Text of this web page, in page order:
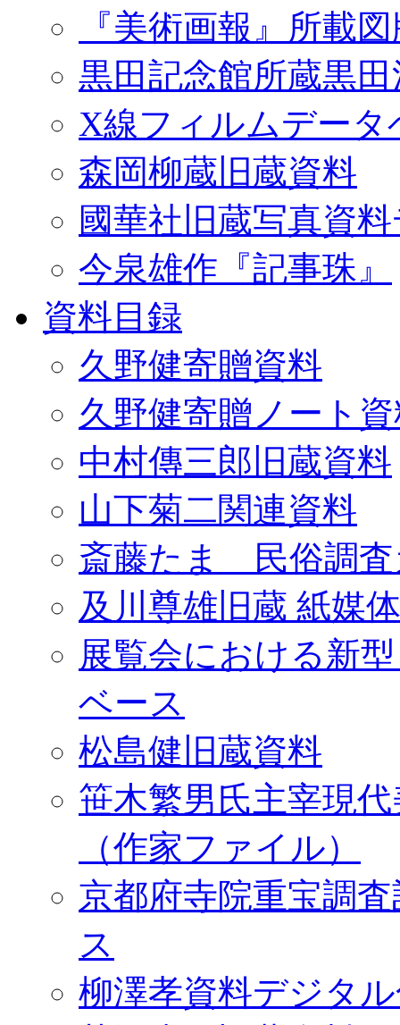
『美術画報』所載
黒田記念館所蔵黒
X線フィルムデータ
森岡柳蔵旧蔵資料
國華社旧蔵写真資
今泉雄作『記事珠』
資料目録
久野健寄贈資料
久野健寄贈ノート
中村傳三郎旧蔵資料
山下菊二関連資料
斎藤たま 民俗調査
及川尊雄旧蔵 紙媒
展覧会における新
ベース
松島健旧蔵資料
笹木繁男氏主宰現
（作家ファイル）
京都府寺院重宝調
ス
柳澤孝資料デジタ